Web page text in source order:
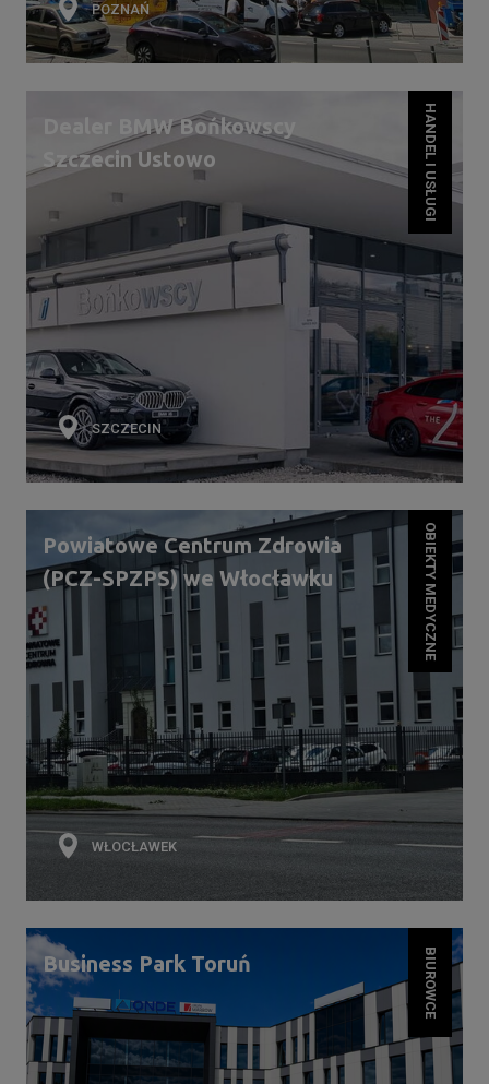
POZNAŃ
Dealer BMW Bońkowscy
Szczecin Ustowo
SZCZECIN
HANDEL I USŁUGI
Powiatowe Centrum Zdrowia
(PCZ-SPZPS) we Włocławku
WŁOCŁAWEK
OBIEKTY MEDYCZNE
Business Park Toruń BIUROWCE